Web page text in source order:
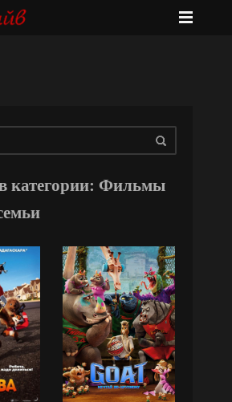
категории: Фильмы